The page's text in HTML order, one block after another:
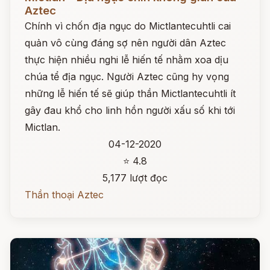
Aztec
Chính vì chốn địa ngục do Mictlantecuhtli cai
quản vô cùng đáng sợ nên người dân Aztec
thực hiện nhiều nghi lễ hiến tế nhằm xoa dịu
chúa tể địa ngục. Người Aztec cũng hy vọng
những lễ hiến tế sẽ giúp thần Mictlantecuhtli ít
gây đau khổ cho linh hồn người xấu số khi tới
Mictlan.
04-12-2020
⭐ 4.8
5,177 lượt đọc
Thần thoại Aztec